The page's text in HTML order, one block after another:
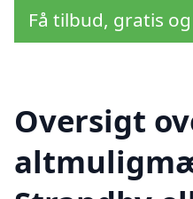
Få tilbud, gratis
Oversigt